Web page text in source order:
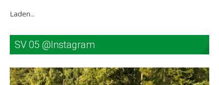
Laden...
SV 05 @Instagram